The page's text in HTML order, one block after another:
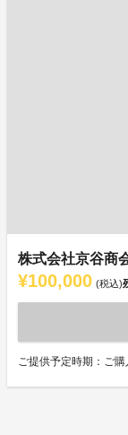
株式会社京谷商
¥100,000 (税込)
ご提供予定時期：ご